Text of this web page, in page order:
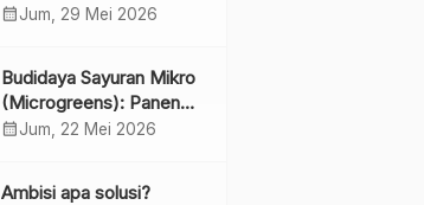
RUPS Tahunan Juni 2026,
Penguru
calendar_monthJum, 29 Mei 2026
Budidaya Sayuran Mikro
(Microgreens): Panen
Cepat, Untung Besar
calendar_monthJum, 22 Mei 2026
Ambisi apa solusi?